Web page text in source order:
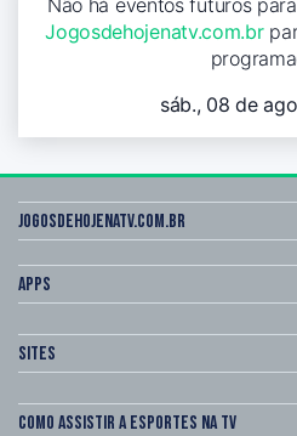
Jogosdehojenatv.com.br
sáb., 08 de
Jogosdehojenatv.com.br
Apps
Sites
Como assistir a esportes na TV